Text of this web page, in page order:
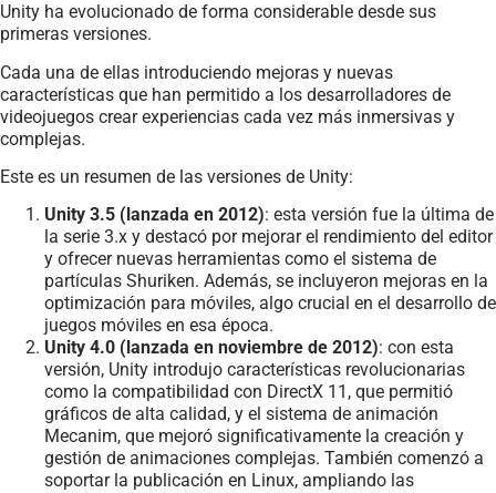
Unity ha evolucionado de forma considerable desde sus
primeras versiones.
Cada una de ellas introduciendo mejoras y nuevas
características que han permitido a los desarrolladores de
videojuegos crear experiencias cada vez más inmersivas y
complejas.
Este es un resumen de las versiones de Unity:
Unity 3.5 (lanzada en 2012): esta versión fue la última de
la serie 3.x y destacó por mejorar el rendimiento del editor
y ofrecer nuevas herramientas como el sistema de
partículas Shuriken. Además, se incluyeron mejoras en la
optimización para móviles, algo crucial en el desarrollo de
juegos móviles en esa época.
Unity 4.0 (lanzada en noviembre de 2012): con esta
versión, Unity introdujo características revolucionarias
como la compatibilidad con DirectX 11, que permitió
gráficos de alta calidad, y el sistema de animación
Mecanim, que mejoró significativamente la creación y
gestión de animaciones complejas. También comenzó a
soportar la publicación en Linux, ampliando las